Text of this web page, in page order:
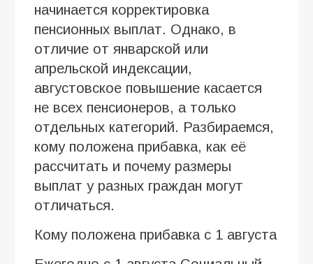
начинается корректировка
пенсионных выплат. Однако, в
отличие от январской или
апрельской индексации,
августовское повышение касается
не всех пенсионеров, а только
отдельных категорий. Разбираемся,
кому положена прибавка, как её
рассчитать и почему размеры
выплат у разных граждан могут
отличаться.
Кому положена прибавка с 1 августа